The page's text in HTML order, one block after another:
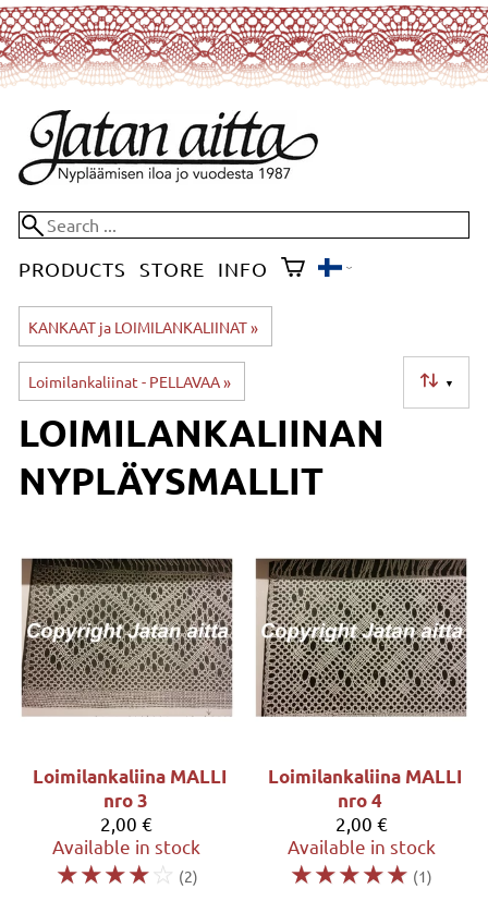
PRODUCTS STORE INFO
KANKAAT ja LOIMILANKALIINAT‪»
Loimilankaliinat - PELLAVAA‪» ▼
LOIMILANKALIINAN
NYPLÄYSMALLIT
Loimilankaliina MALLI
nro 3
2,00 €
Available in stock
☆☆☆☆☆ (2)
Loimilankaliina MALLI
nro 4
2,00 €
Available in stock
☆☆☆☆☆ (1)